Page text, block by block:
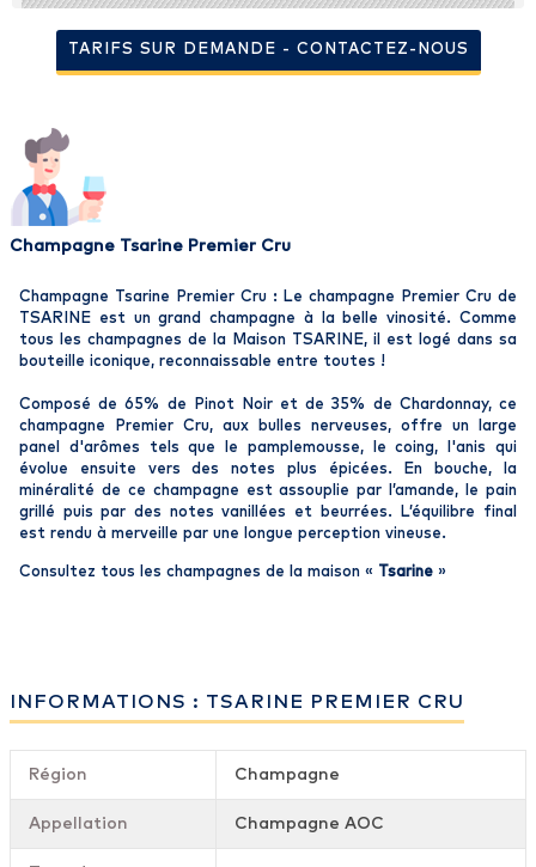
TARIFS SUR DEMANDE - CONTACTEZ-NOUS
Champagne Tsarine Premier Cru
Champagne Tsarine Premier Cru : Le champagne Premier Cru de
TSARINE est un grand champagne à la belle vinosité. Comme
tous les champagnes de la Maison TSARINE, il est logé dans sa
bouteille iconique, reconnaissable entre toutes !
Composé de 65% de Pinot Noir et de 35% de Chardonnay, ce
champagne Premier Cru, aux bulles nerveuses, offre un large
panel d'arômes tels que le pamplemousse, le coing, l'anis qui
évolue ensuite vers des notes plus épicées. En bouche, la
minéralité de ce champagne est assouplie par l’amande, le pain
grillé puis par des notes vanillées et beurrées. L’équilibre final
est rendu à merveille par une longue perception vineuse.
Consultez tous les champagnes de la maison « Tsarine »
INFORMATIONS : TSARINE PREMIER CRU
Région Champagne
Appellation Champagne AOC